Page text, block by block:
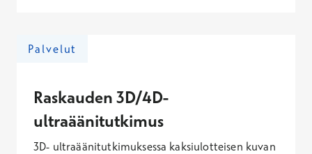
Palvelut
Raskauden 3D/4D-
ultraäänitutkimus
3D- ultraäänitutkimuksessa kaksiulotteisen kuvan